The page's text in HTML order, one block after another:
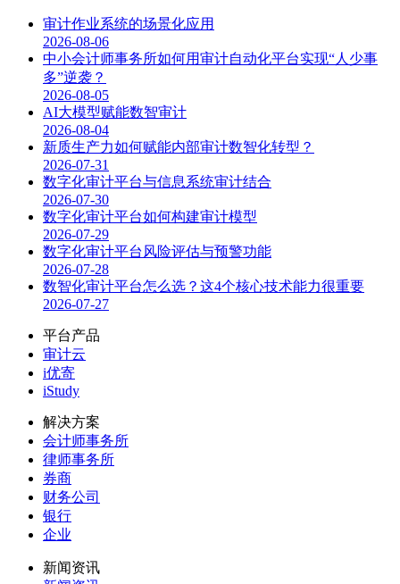
审计作业系统的场景化应用
2026-08-06
中小会计师事务所如何用审计自动化平台实现“人少事
多”逆袭？
2026-08-05
AI大模型赋能数智审计
2026-08-04
新质生产力如何赋能内部审计数智化转型？
2026-07-31
数字化审计平台与信息系统审计结合
2026-07-30
数字化审计平台如何构建审计模型
2026-07-29
数字化审计平台风险评估与预警功能
2026-07-28
数智化审计平台怎么选？这4个核心技术能力很重要
2026-07-27
平台产品
审计云
i优寄
iStudy
解决方案
会计师事务所
律师事务所
券商
财务公司
银行
企业
新闻资讯